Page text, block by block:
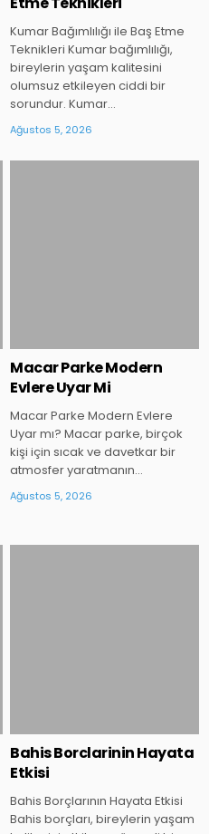
Kumar Bağımlılığı ile Baş Etme
Teknikleri Kumar bağımlılığı,
bireylerin yaşam kalitesini
olumsuz etkileyen ciddi bir
sorundur. Kumar…
Ağustos 5, 2026
Macar Parke Modern
Evlere Uyar Mi
Macar Parke Modern Evlere
Uyar mı? Macar parke, birçok
kişi için sıcak ve davetkar bir
atmosfer yaratmanın…
Ağustos 5, 2026
Bahis Borclarinin Hayata
Etkisi
Bahis Borçlarının Hayata Etkisi
Bahis borçları, bireylerin yaşam